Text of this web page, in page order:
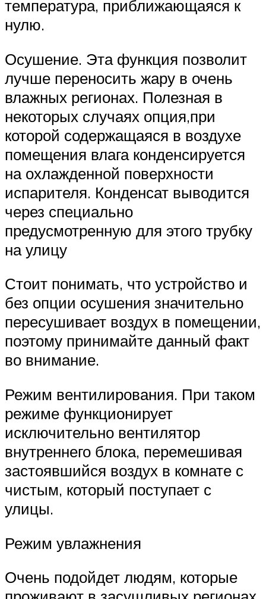
температура, приближающаяся к
нулю.
Осушение. Эта функция позволит
лучше переносить жару в очень
влажных регионах. Полезная в
некоторых случаях опция,при
которой содержащаяся в воздухе
помещения влага конденсируется
на охлажденной поверхности
испарителя. Конденсат выводится
через специально
предусмотренную для этого трубку
на улицу
Стоит понимать, что устройство и
без опции осушения значительно
пересушивает воздух в помещении,
поэтому принимайте данный факт
во внимание.
Режим вентилирования. При таком
режиме функционирует
исключительно вентилятор
внутреннего блока, перемешивая
застоявшийся воздух в комнате с
чистым, который поступает с
улицы.
Режим увлажнения
Очень подойдет людям, которые